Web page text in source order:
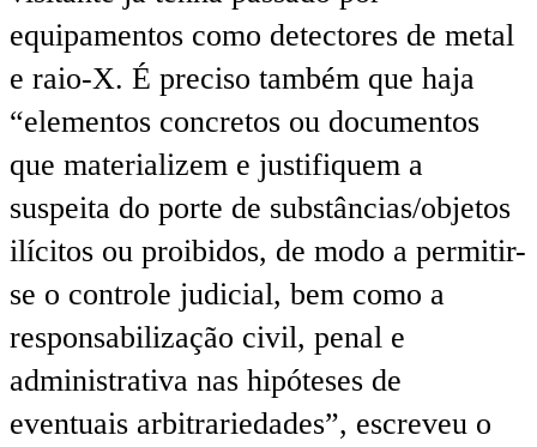
equipamentos como detectores de metal
e raio-X. É preciso também que haja
“elementos concretos ou documentos
que materializem e justifiquem a
suspeita do porte de substâncias/objetos
ilícitos ou proibidos, de modo a permitir-
se o controle judicial, bem como a
responsabilização civil, penal e
administrativa nas hipóteses de
eventuais arbitrariedades”, escreveu o